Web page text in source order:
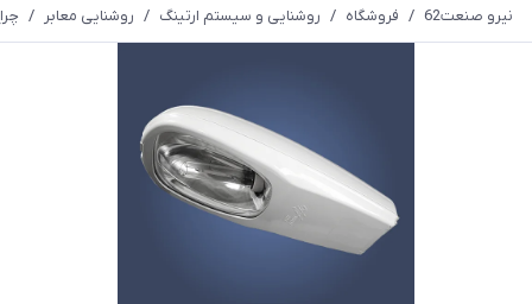
نیرو صنعت62 / فروشگاه / روشنایی و سیستم ارتینگ / روشنایی معابر / چراغ